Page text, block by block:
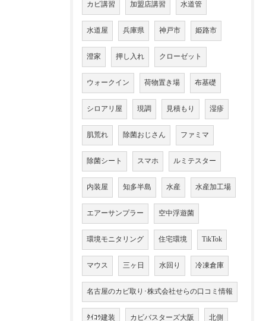
カビ講習 加盟店講習 水道管
水道屋 兵庫県 神戸市 姫路市
澄家 押し入れ クローゼット
ウォークイン 荷物置き場 布基礎
シロアリ屋 現調 見積もり 湿疹
肌荒れ 除菌おじさん ファミマ
除菌シート スマホ ルミテスター
内装屋 知多半島 水産 水産加工場
エアーサンプラー 空中浮遊菌
環境モニタリング 住宅環境 TikTok
マウス 三ヶ日 水回り 冷凍倉庫
名古屋のカビ取り･株式会社せらの口コミ情報
ﾀｲｺｳ建装 カビバスターズ大阪 北側